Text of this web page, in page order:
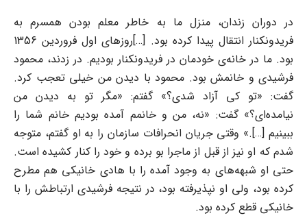
در دوران زندان، منزل ما به خاطر معلم بودن همسرم به
فریدونکنار انتقال پیدا کرده بود. […
]روزهای اول فروردین 1356
بود. ما در خانه‌ی خودمان در فریدونکنار بودیم. در زدند، محمود
فرشیدی و خانمش بود. محمود با دیدن من خیلی تعجب کرد.
گفت: «تو کی آزاد شدی؟» گفتم: «مگر تو به دیدن من
نیامده‌ای؟» گفت: «نه، من و خانمم آمده بودیم خانم شما را
ببینیم […].» وقتی جریان انحرافات سازمان را به او گفتم، متوجه
شدم که او نیز از قبل از ماجرا بو برده و خود را کنار کشیده است.
حتی او شبهه‌های به وجود آمده را با هادی خانیکی هم مطرح
کرده بود، ولی او نپذیرفته بود، در نتیجه فرشیدی ارتباطش را با
خانیکی قطع کرده بود.